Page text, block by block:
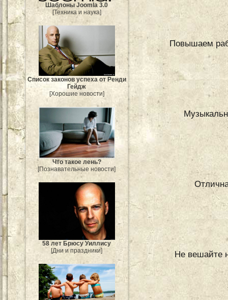
Шаблоны Joomla 3.0
[Техника и наука]
Список законов успеха от Ренди
Гейдж
[Хорошие новости]
Что такое лень?
[Познавательные новости]
58 лет Брюсу Уиллису
[Дни и праздники]
Повышаем
Не вешайте